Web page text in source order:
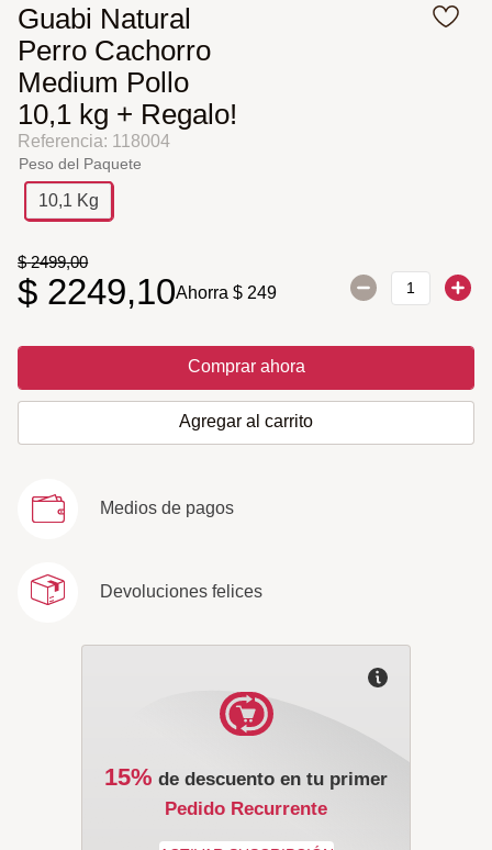
Guabi Natural
Perro Cachorro
Medium Pollo
10,1 kg + Regalo!
Referencia: 118004
Peso del Paquete
10,1 Kg
$ 2499,00
$ 2249,10Ahorra$ 249
Comprar ahora
Agregar al carrito
Medios de pagos
Devoluciones felices
15% de descuento en tu primer
Pedido Recurrente